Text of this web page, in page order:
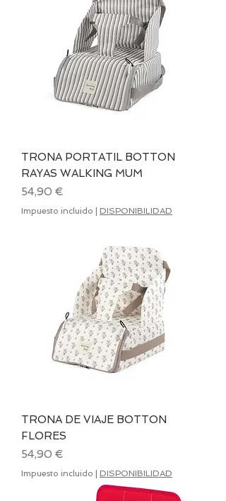
TRONA PORTATIL BOTTON
RAYAS WALKING MUM
Precio
54,90 €
Impuesto incluido DISPONIBILIDAD
TRONA DE VIAJE BOTTON
FLORES
Precio
54,90 €
Impuesto incluido DISPONIBILIDAD